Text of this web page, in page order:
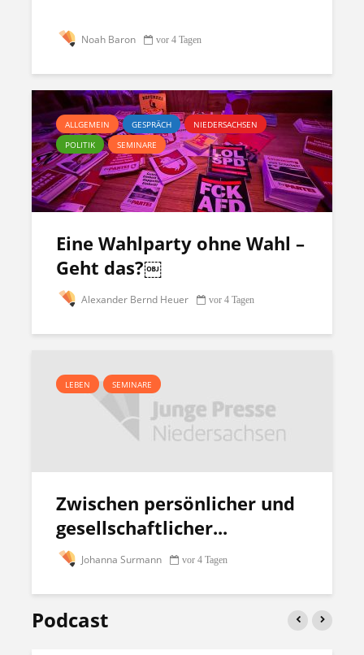
Noah Baron vor 4 Tagen
ALLGEMEIN GESPRÄCH
NIEDERSACHSEN
POLITIK
SEMINARE
Eine Wahlparty ohne Wahl –
Geht das?￼
Alexander Bernd Heuer vor 4 Tagen
LEBEN SEMINARE
Zwischen persönlicher und
gesellschaftlicher...
Johanna Surmann vor 4 Tagen
Podcast